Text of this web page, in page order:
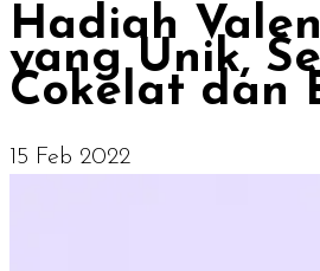
Hadiah
yang Unik,
Cokelat dan
15 Feb 2022